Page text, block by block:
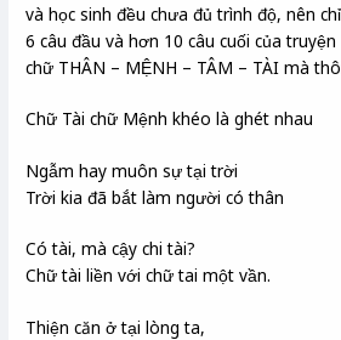
và học sinh đều chưa đủ trình độ, nên
6 câu đầu và hơn 10 câu cuối của
chữ THÂN – MỆNH – TÂM – TÀI mà
Chữ Tài chữ Mệnh khéo là ghét nhau
Ngẫm hay muôn sự tại trời
Trời kia đã bắt làm người có thân
Có tài, mà cậy chi tài?
Chữ tài liền với chữ tai một vần.
Thiện căn ở tại lòng ta,